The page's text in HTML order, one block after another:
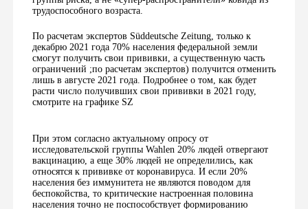
трудоспособного возраста.
По расчетам экспертов Süddeutsche Zeitung, только к
декабрю 2021 года 70% населения федеральной земли
смогут получить свои прививки, а существенную часть
ограничений ;по расчетам экспертов) получится отменить
лишь в августе 2021 года. Подробнее о том, как будет
расти число получивших свои прививки в 2021 году,
смотрите на графике SZ
При этом согласно актуальному опросу от
исследовательской группы Wahlen 20% людей отвергают
вакцинацию, а еще 30% людей не определились, как
относятся к прививке от коронавируса. И если 20%
населения без иммунитета не являются поводом для
беспокойства, то критические настроенная половина
населения точно не поспособствует формированию